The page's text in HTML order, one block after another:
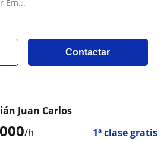
Em...
Contactar
/h 1ª clase gratis
Juan Carlos